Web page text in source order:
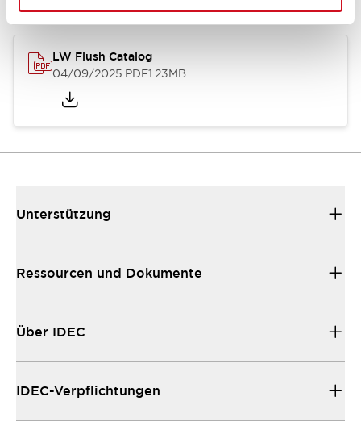
LW Flush Catalog
04/09/2025.PDF1.23MB
Unterstützung
Ressourcen und Dokumente
Über IDEC
IDEC-Verpflichtungen